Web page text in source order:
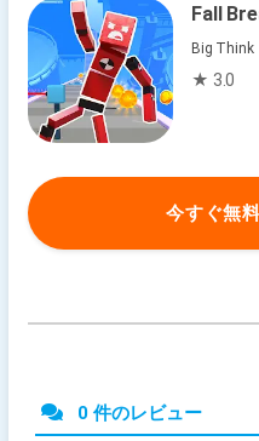
Fall
Big Think
★ 3.0
今すぐ無
0 件のレビュー